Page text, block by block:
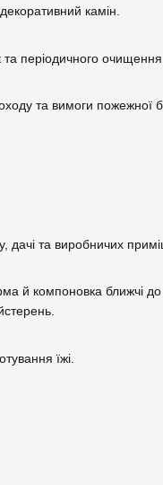
камін.
періодичного очищення.
та вимоги пожежної
дачі та виробничих
й компоновка ближчі
їжі.